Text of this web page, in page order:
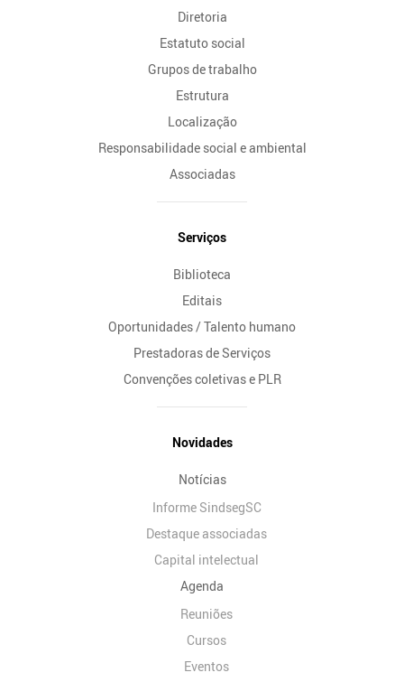
Diretoria
Estatuto social
Grupos de trabalho
Estrutura
Localização
Responsabilidade social e ambiental
Associadas
Serviços
Biblioteca
Editais
Oportunidades / Talento humano
Prestadoras de Serviços
Convenções coletivas e PLR
Novidades
Notícias
Informe SindsegSC
Destaque associadas
Capital intelectual
Agenda
Reuniões
Cursos
Eventos